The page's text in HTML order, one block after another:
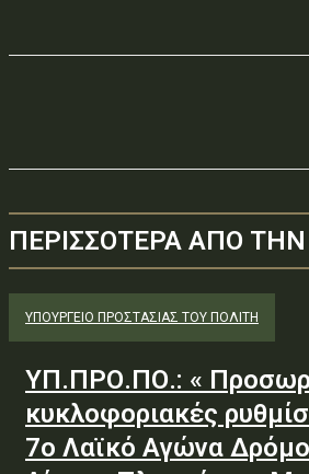
ΠΕΡΙΣΣΟΤΕΡΑ ΑΠΟ
ΥΠΟΥΡΓΕΊΟ ΠΡΟΣΤΑΣΊΑΣ ΤΟΥ ΠΟΛΊΤΗ
ΥΠ.ΠΡΟ.ΠΟ.: «
κυκλοφοριακές
7ο Λαϊκό Αγώνα